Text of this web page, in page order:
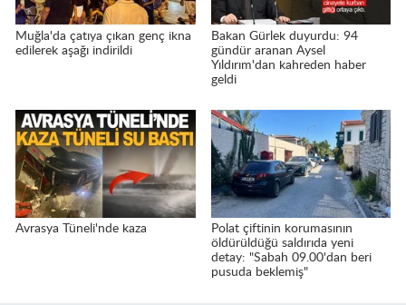
Muğla'da çatıya çıkan genç ikna
edilerek aşağı indirildi
Bakan Gürlek duyurdu: 94
gündür aranan Aysel
Yıldırım'dan kahreden haber
geldi
Avrasya Tüneli'nde kaza
Polat çiftinin korumasının
öldürüldüğü saldırıda yeni
detay: "Sabah 09.00'dan beri
pusuda beklemiş"